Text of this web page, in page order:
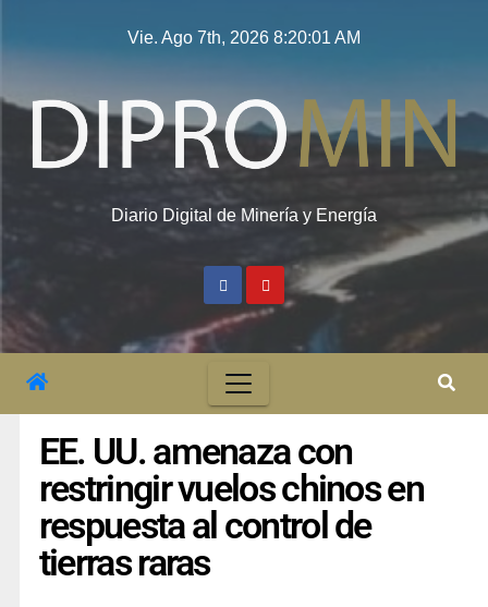
Vie. Ago 7th, 2026 8:20:02 AM
Diario Digital de Minería y Energía
EE. UU. amenaza con
restringir vuelos chinos en
respuesta al control de
tierras raras